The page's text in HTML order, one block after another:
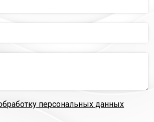
персональных данных